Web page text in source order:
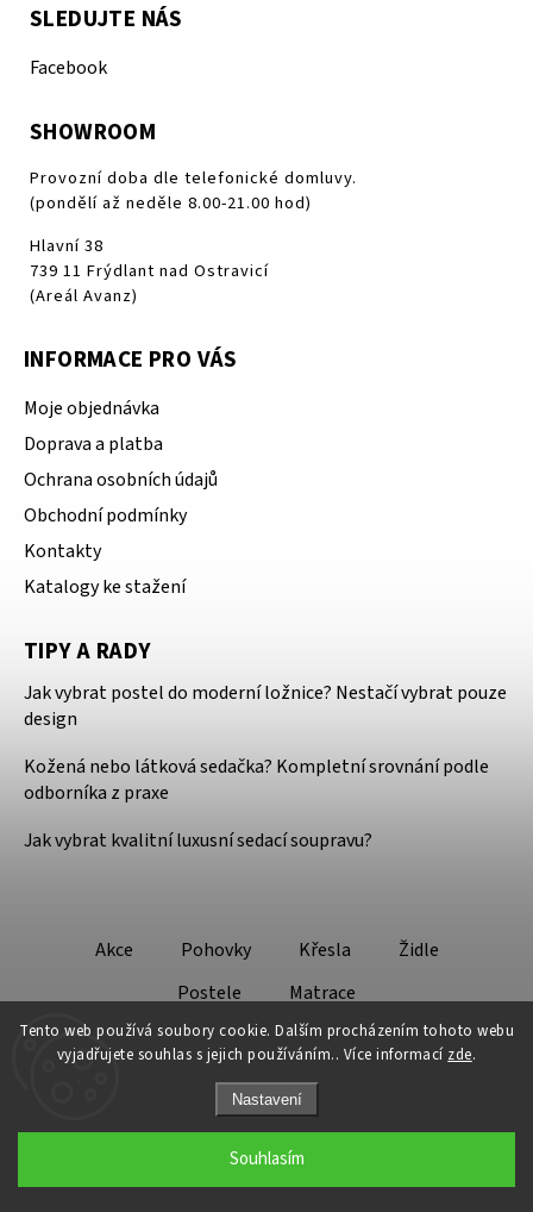
Tento web používá soubory cookie. Dalším procházením tohoto webu
vyjadřujete souhlas s jejich používáním.. Více informací zde.
Nastavení
Souhlasím
SLEDUJTE NÁS
Facebook
SHOWROOM
Provozní doba dle telefonické domluvy.
(pondělí až neděle 8.00-21.00 hod)
Hlavní 38
739 11 Frýdlant nad Ostravicí
(Areál Avanz)
INFORMACE PRO VÁS
Moje objednávka
Doprava a platba
Ochrana osobních údajů
Obchodní podmínky
Kontakty
Katalogy ke stažení
TIPY A RADY
Jak vybrat postel do moderní ložnice? Nestačí vybrat pouze
design
Kožená nebo látková sedačka? Kompletní srovnání podle
odborníka z praxe
Jak vybrat kvalitní luxusní sedací soupravu?
Akce Pohovky Křesla
Židle
Postele
Matrace